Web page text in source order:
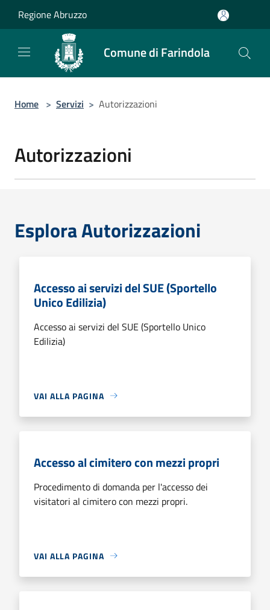
Regione Abruzzo
Comune di Farindola
Home > Servizi > Autorizzazioni
Autorizzazioni
Esplora Autorizzazioni
Accesso ai servizi del SUE (Sportello
Unico Edilizia)
Accesso ai servizi del SUE (Sportello Unico
Edilizia)
VAI ALLA PAGINA
Accesso al cimitero con mezzi propri
Procedimento di domanda per l'accesso dei
visitatori al cimitero con mezzi propri.
VAI ALLA PAGINA